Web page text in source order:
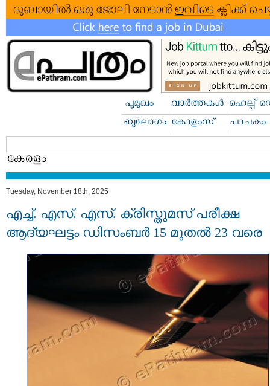
Tuesday, November 18th, 2025
എച്ച്. എസ്. എസ്. ക്രിസ്തുമസ് പരീക്ഷ
ആദ്യഘട്ടം ഡിസംബര്‍ 15 മുതല്‍ 23 വരെ